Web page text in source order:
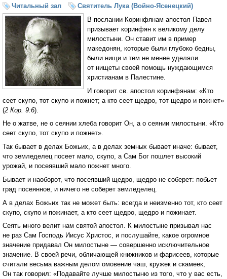
Читальный зал
Святитель Лука (Войно-Ясенецкий)
В послании Коринфянам апостол Павел
призывает коринфян к великому делу
милостыни. Он ставит им в пример
македонян, которые были глубоко бедны,
были нищи и тем не менее уделяли
от нищеты своей помощь нуждающимся
христианам в Палестине.
И говорит св. апостол коринфянам: «Кто
сеет скупо, тот скупо и пожнет; а кто сеет щедро, тот щедро и пожнет»
(2 Кор. 9:6).
Не о жатве, не о сеянии хлеба говорит Он, а о сеянии милостыни. «Кто
сеет скупо, тот скупо и пожнет».
Так бывает в делах Божьих, а в делах земных бывает иначе: бывает,
что земледелец посеет мало, скупо, а Сам Бог пошлет высокий
урожай, и посеявший мало пожнет много.
Бывает и наоборот, что посеявший щедро, щедро не соберет: побьет
град посеянное, и ничего не соберет земледелец.
А в делах Божьих так не может быть: всегда и неизменно тот, кто сеет
скупо, скупо и пожинает, а кто сеет щедро, щедро и пожинает.
Сеять много велит нам святой апостол. К милостыне призывал нас
не раз Сам Господь Иисус Христос, и послушайте, какое огромное
значение придавал Он милостыне — совершенно исключительное
значение. В своей речи, обличающей книжников и фарисеев, которые
считали весьма важным делом омовение чаш, кружек и скамеек,
Он так говорил: «Подавайте лучше милостыню из того, что у вас есть,